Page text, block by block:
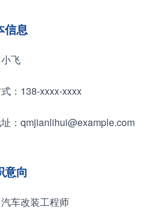
信息
飞
式：138-xxxx-xxxx
：qmjianlihui@example.com
意向
车改装工程师